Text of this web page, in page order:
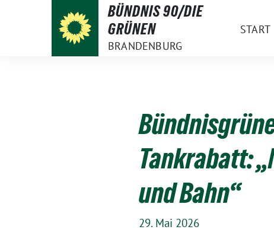
BÜNDNIS 90/DIE
GRÜNEN
BRANDENBURG
START
Tankrabatt:
und Bahn“
29. Mai 2026